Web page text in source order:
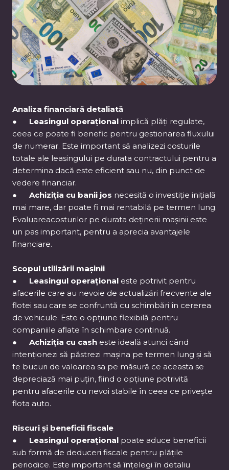
Analiza financiară detaliată
● Leasingul operațional implică plăți regulate,
ceea ce poate fi benefic pentru gestionarea fluxului
de numerar. Este important să analizezi costurile
totale ale leasingului pe durata contractului pentru a
determina dacă este eficient sau nu, din punct de
vedere financiar.
● Achiziția cu banii jos necesită o investiție inițială
mai mare, dar poate fi mai rentabilă pe termen lung.
Evaluareacosturilor pe durata deținerii mașinii este
un pas important, pentru a aprecia avantajele
financiare.
Scopul utilizării mașinii
● Leasingul operațional este potrivit pentru
afacerile care au nevoie de actualizări frecvente ale
flotei sau care se confruntă cu schimbări în cererea
de vehicule. Este o opțiune flexibilă pentru
companiile aflate în schimbare continuă.
● Achiziția cu cash este ideală atunci când
intenționezi să păstrezi mașina pe termen lung și să
te bucuri de valoarea sa pe măsură ce aceasta se
depreciază mai puțin, fiind o opțiune potrivită
pentru afacerile cu nevoi stabile în ceea ce privește
flota auto.
Riscuri și beneficii fiscale
● Leasingul operațional poate aduce beneficii
sub formă de deduceri fiscale pentru plățile
periodice. Este important să înțelegi în detaliu